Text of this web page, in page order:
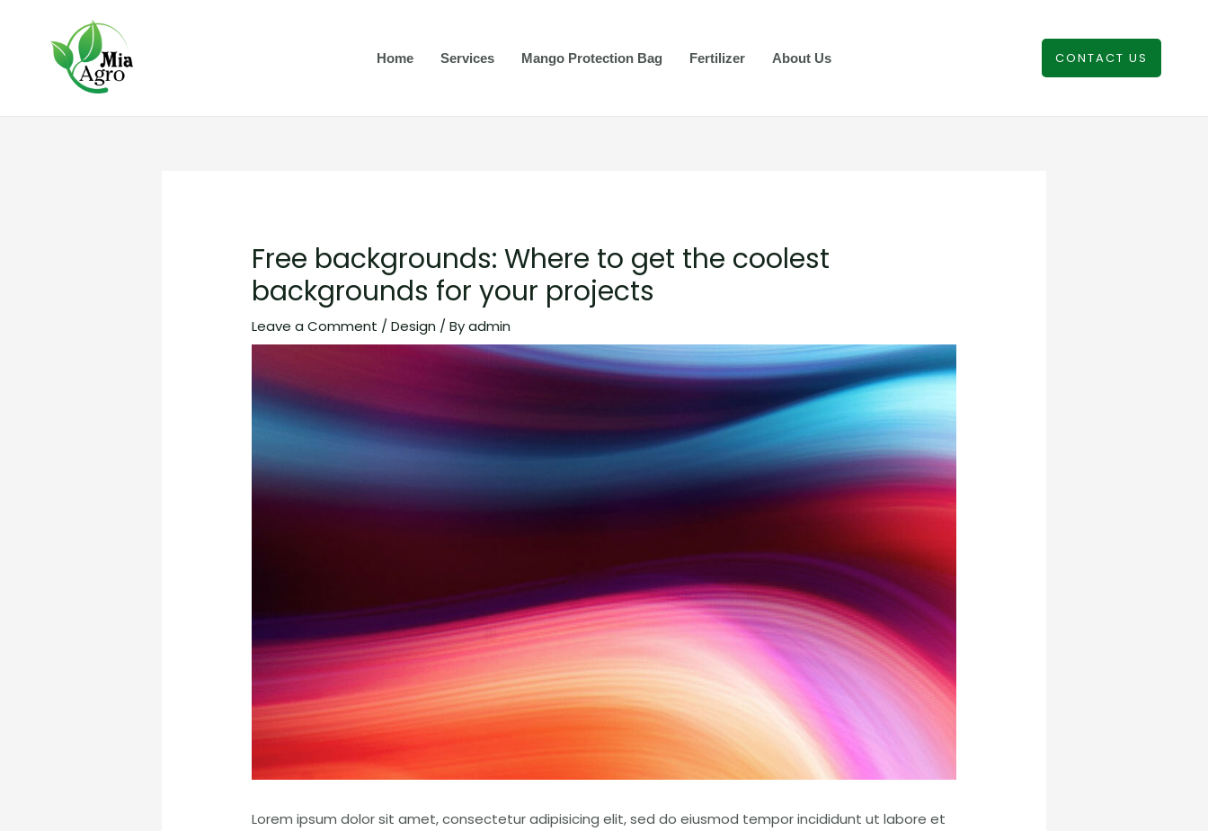
content
Home Services Mango Protection Bag Fertilizer About Us CONTACT US
Free backgrounds: Where to get the coolest
backgrounds for your projects
Leave a Comment /Design / Byadmin
Lorem ipsum dolor sit amet, consectetur adipisicing elit, sed do eiusmod tempor incididunt ut labore et